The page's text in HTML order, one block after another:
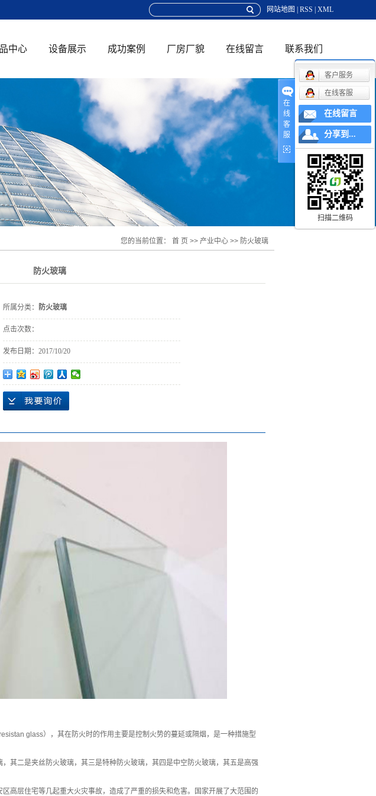
网站地图 RSS XML
中心
玻璃
玻璃
视玻璃
玻璃
玻璃
设备展示 成功案例 厂房厂貌 在线留言 联系我们
联系方式
地理位置
在线招聘
您的当前位置： 首 页 >> 产业中心 >> 防火玻璃
防火玻璃
所属分类： 防火玻璃
点击次数：
发布日期： 2017/10/20
glass），其在防火时的作用主要是控制火势的蔓延或隔烟，是一种措施型
其二是夹丝防火玻璃，其三是特种防火玻璃，其四是中空防火玻璃，其五是高强
高层住宅等几起重大火灾事故，造成了严重的损失和危害。国家开展了大范围的
在
线
客
服
客户服务
在线客服
在线留言
分享到...
扫描二维码